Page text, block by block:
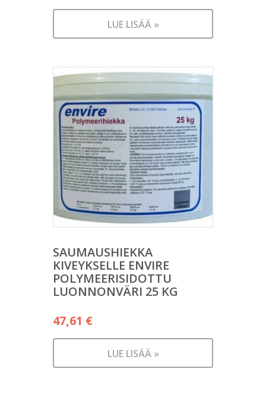
LUE LISÄÄ »
SAUMAUSHIEKKA
KIVEYKSELLE ENVIRE
POLYMEERISIDOTTU
LUONNONVÄRI 25 KG
47,61 €
LUE LISÄÄ »